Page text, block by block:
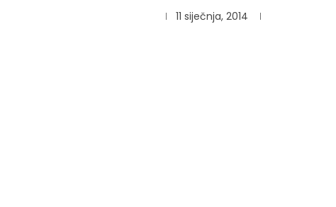
11 siječnja, 2014